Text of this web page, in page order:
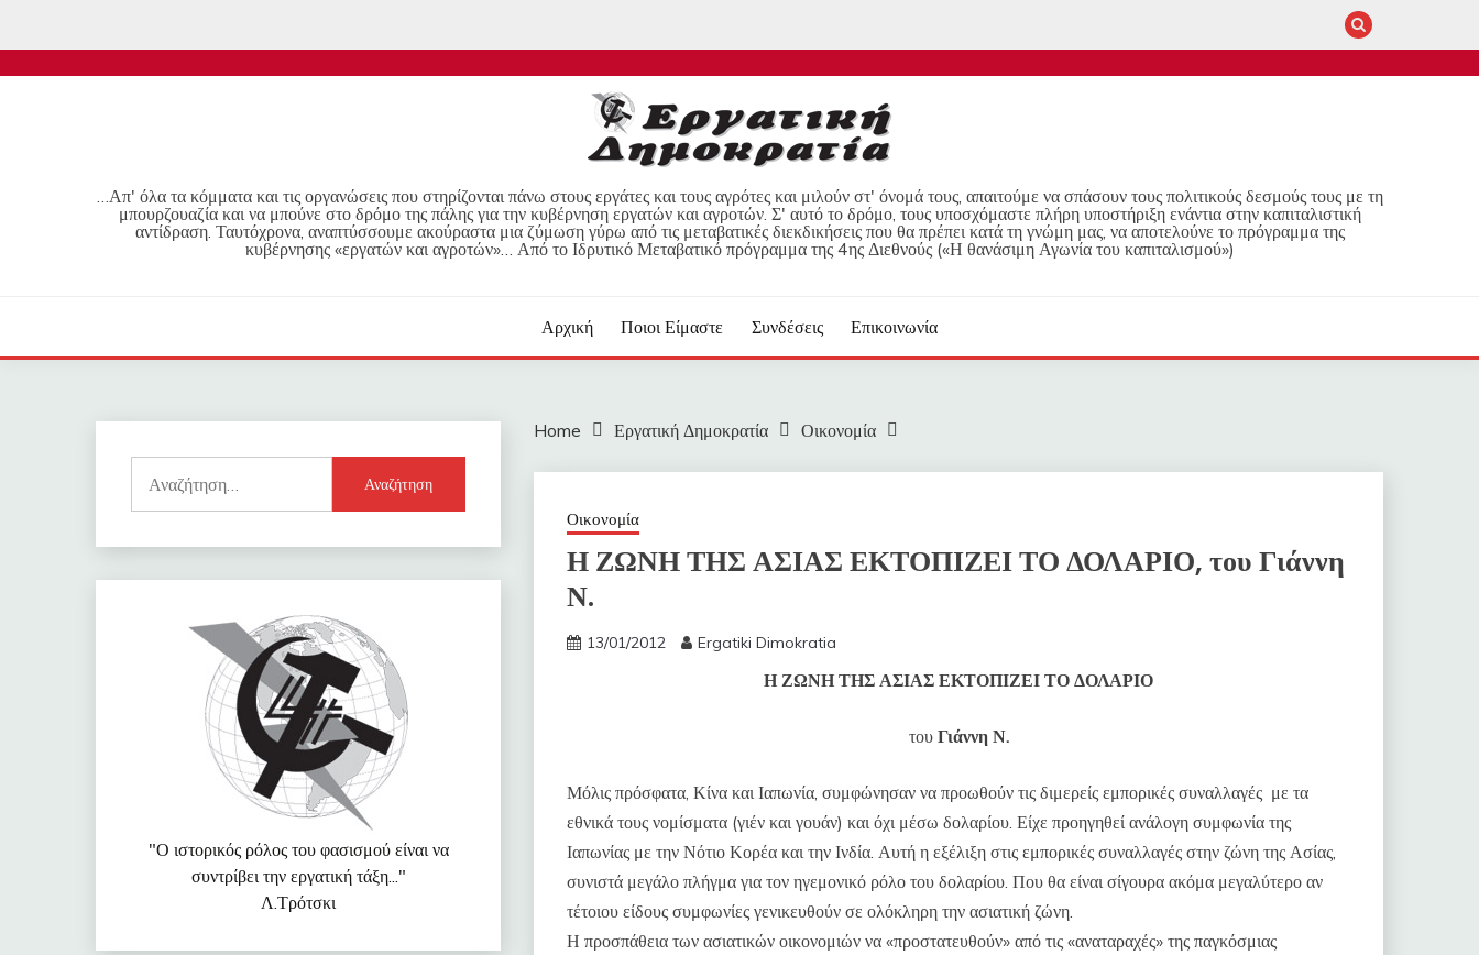
…Απ' όλα τα κόμματα και τις οργανώσεις που στηρίζονται πάνω στους εργάτες και τους αγρότες και μιλούν στ' όνομά τους, απαιτούμε να σπάσουν τους πολιτικούς δεσμούς τους με τη
μπουρζουαζία και να μπούνε στο δρόμο της πάλης για την κυβέρνηση εργατών και αγροτών. Σ' αυτό το δρόμο, τους υποσχόμαστε πλήρη υποστήριξη ενάντια στην καπιταλιστική
αντίδραση. Ταυτόχρονα, αναπτύσσουμε ακούραστα μια ζύμωση γύρω από τις μεταβατικές διεκδικήσεις που θα πρέπει κατά τη γνώμη μας, να αποτελούνε το πρόγραμμα της
κυβέρνησης «εργατών και αγροτών»… Από το Ιδρυτικό Μεταβατικό πρόγραμμα της 4ης Διεθνούς («Η θανάσιμη Αγωνία του καπιταλισμού»)
Αρχική Ποιοι Είμαστε Συνδέσεις Επικοινωνία
Home Εργατική Δημοκρατία Οικονομία
Οικονομία
Η ΖΩΝΗ ΤΗΣ ΑΣΙΑΣ ΕΚΤΟΠΙΖΕΙ ΤΟ ΔΟΛΑΡΙΟ, του Γιάννη
Ν.
13/01/2012 Ergatiki Dimokratia
Η ΖΩΝΗ ΤΗΣ ΑΣΙΑΣ ΕΚΤΟΠΙΖΕΙ ΤΟ ΔΟΛΑΡΙΟ
του Γιάννη Ν.
Μόλις πρόσφατα, Κίνα και Ιαπωνία, συμφώνησαν να προωθούν τις διμερείς εμπορικές συναλλαγές με τα
εθνικά τους νομίσματα (γιέν και γουάν) και όχι μέσω δολαρίου. Είχε προηγηθεί ανάλογη συμφωνία της
Ιαπωνίας με την Νότιο Κορέα και την Ινδία. Αυτή η εξέλιξη στις εμπορικές συναλλαγές στην ζώνη της Ασίας,
συνιστά μεγάλο πλήγμα για τον ηγεμονικό ρόλο του δολαρίου. Που θα είναι σίγουρα ακόμα μεγαλύτερο αν
τέτοιου είδους συμφωνίες γενικευθούν σε ολόκληρη την ασιατική ζώνη.
Η προσπάθεια των ασιατικών οικονομιών να «προστατευθούν» από τις «αναταραχές» της παγκόσμιας
για:
"Ο ιστορικός ρόλος του φασισμού είναι να
συντρίβει την εργατική τάξη..."
Λ.Τρότσκι